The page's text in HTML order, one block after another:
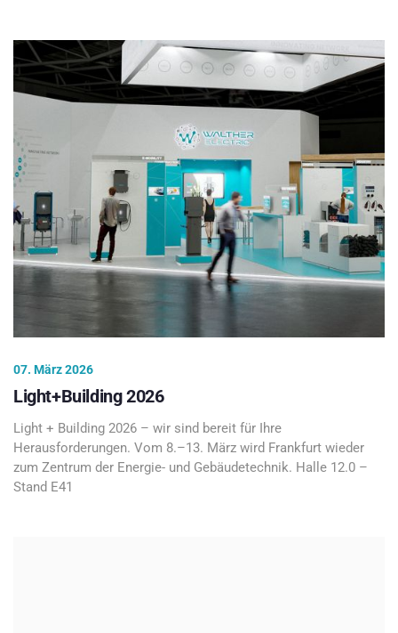
07. März 2026
Light+Building 2026
Light + Building 2026 – wir sind bereit für Ihre
Herausforderungen. Vom 8.–13. März wird Frankfurt wieder
zum Zentrum der Energie- und Gebäudetechnik. Halle 12.0 –
Stand E41